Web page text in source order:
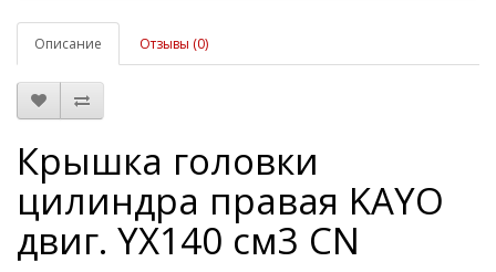
Описание Отзывы (0)
Крышка головки
цилиндра правая KAYO
двиг. YX140 см3 CN